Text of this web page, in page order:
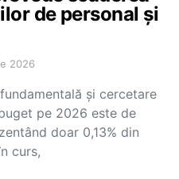
de personal și
2026
și cercetare
pe 2026 este de
doar 0,13% din
curs,